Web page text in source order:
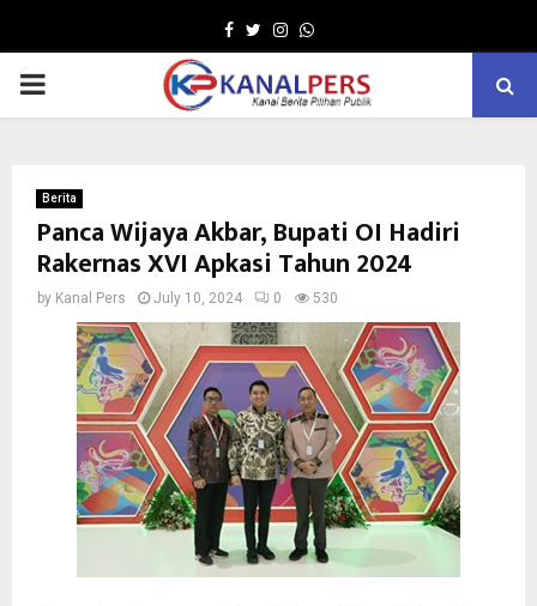
Facebook
TwitterInstagram
Whatsapp
PRIMARY
Berita
Panca Wijaya Akbar, Bupati OI Hadiri
Rakernas XVI Apkasi Tahun 2024
by Kanal Pers July 10, 2024 0 530